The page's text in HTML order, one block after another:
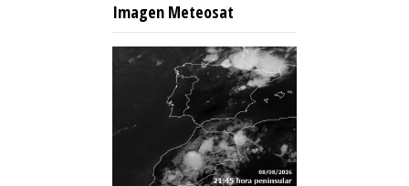
Imagen Meteosat